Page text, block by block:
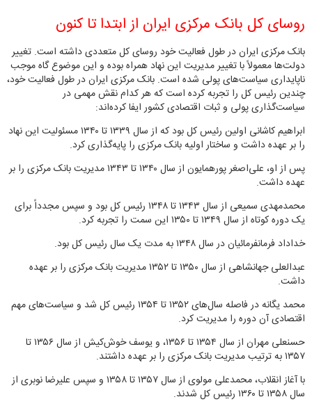
روسای کل بانک مرکزی ایران از ابتدا تا کنون
بانک مرکزی ایران در طول فعالیت خود روسای کل متعددی داشته است. تغییر
دولت‌ها معمولاً با تغییر مدیریت این نهاد همراه بوده و این موضوع گاه موجب
ناپایداری سیاست‌های پولی شده است. بانک مرکزی ایران در طول فعالیت خود،
چندین رئیس کل را تجربه کرده است که هر کدام نقش مهمی در
سیاست‌گذاری پولی و ثبات اقتصادی کشور ایفا کرده‌اند:
ابراهیم کاشانی اولین رئیس کل بود که از سال ۱۳۳۹ تا ۱۳۴۰ مسئولیت این نهاد
را بر عهده داشت و ساختار اولیه بانک مرکزی را پایه‌گذاری کرد.
پس از او، علی‌اصغر پورهمایون از سال ۱۳۴۰ تا ۱۳۴۳ مدیریت بانک مرکزی را بر
عهده داشت.
محمدمهدی سمیعی از سال ۱۳۴۳ تا ۱۳۴۸ رئیس کل بود و سپس مجدداً برای
یک دوره کوتاه از سال ۱۳۴۹ تا ۱۳۵۰ این سمت را تجربه کرد.
خداداد فرمانفرمائیان در سال ۱۳۴۸ به مدت یک سال رئیس کل بود.
عبدالعلی جهانشاهی از سال ۱۳۵۰ تا ۱۳۵۲ مدیریت بانک مرکزی را بر عهده
داشت.
محمد یگانه در فاصله سال‌های ۱۳۵۲ تا ۱۳۵۴ رئیس کل شد و سیاست‌های مهم
اقتصادی آن دوره را مدیریت کرد.
حسنعلی مهران از سال ۱۳۵۴ تا ۱۳۵۶، و یوسف خوش‌کیش از سال ۱۳۵۶ تا
۱۳۵۷ به ترتیب مدیریت بانک مرکزی را بر عهده داشتند.
با آغاز انقلاب، محمدعلی مولوی از سال ۱۳۵۷ تا ۱۳۵۸ و سپس علیرضا نوبری از
سال ۱۳۵۸ تا ۱۳۶۰ رئیس کل شدند.